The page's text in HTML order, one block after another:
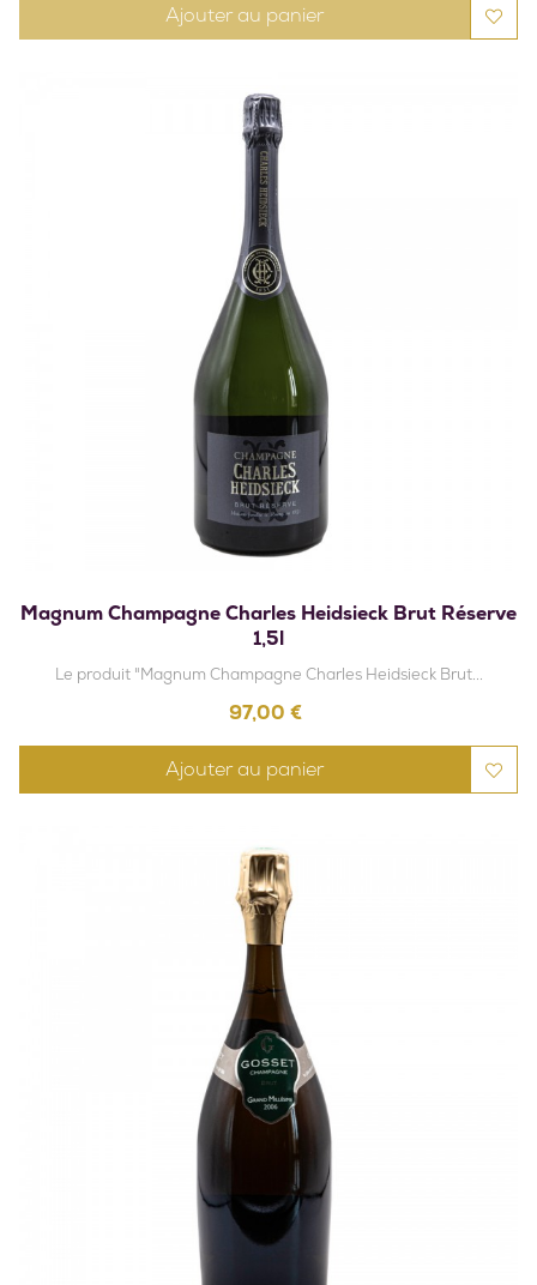
Ajouter au panier
Magnum Champagne Charles Heidsieck Brut Réserve
1,5l
Le produit "Magnum Champagne Charles Heidsieck Brut...
Prix
97,00 €
Ajouter au panier